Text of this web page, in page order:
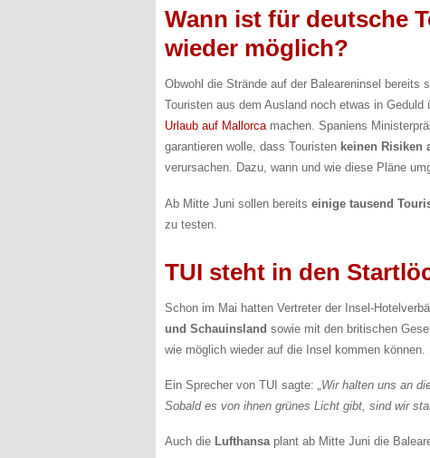
Wann ist für deutsche
wieder möglich?
Obwohl die Strände auf der Baleareninsel
Touristen aus dem Ausland noch etwas in
Urlaub auf Mallorcamachen. Spaniens
garantieren wolle, dass Touristen keinen Risiken
verursachen. Dazu, wann und wie diese Pläne
Ab Mitte Juni sollen bereits einige tausend
zu testen.
TUI steht in den
Schon im Mai hatten Vertreter der Insel-
und Schauinsland sowie mit den britischen
wie möglich wieder auf die Insel kommen können.
Ein Sprecher von TUI sagte:
„Wir halten uns an
Sobald es von ihnen grünes Licht gibt, sind wir
Auch die Lufthansaplant ab Mitte Juni die